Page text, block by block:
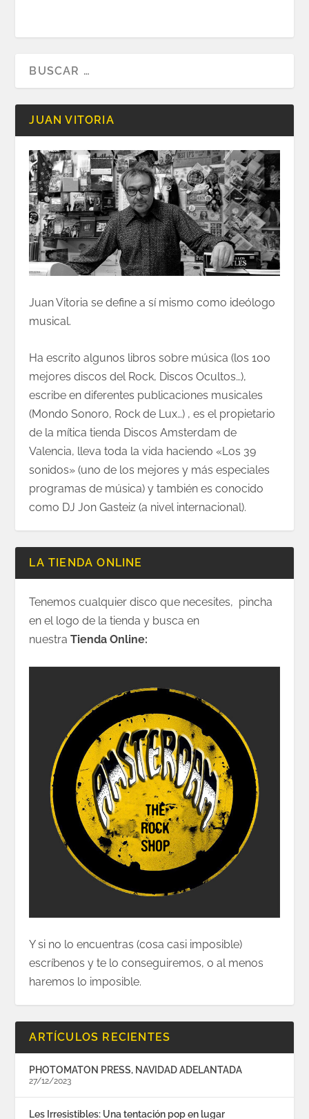
JUAN VITORIA
Juan Vitoria se define a sí mismo como ideólogo
musical.
Ha escrito algunos libros sobre música (los 100
mejores discos del Rock, Discos Ocultos…),
escribe en diferentes publicaciones musicales
(Mondo Sonoro, Rock de Lux…) , es el propietario
de la mítica tienda Discos Amsterdam de
Valencia, lleva toda la vida haciendo «Los 39
sonidos» (uno de los mejores y más especiales
programas de música) y también es conocido
como DJ Jon Gasteiz (a nivel internacional).
LA TIENDA ONLINE
Tenemos cualquier disco que necesites, pincha
en el logo de la tienda y busca en
nuestraTienda Online:
Y si no lo encuentras (cosa casi imposible)
escríbenos y te lo conseguiremos, o al menos
haremos lo imposible.
ARTÍCULOS RECIENTES
PHOTOMATON PRESS, NAVIDAD ADELANTADA
27/12/2023
Les Irresistibles: Una tentación pop en lugar